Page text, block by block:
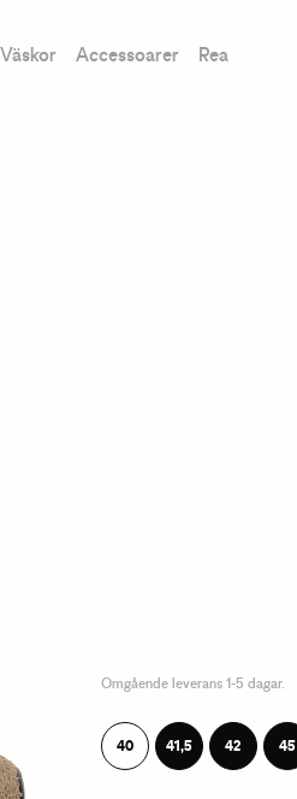
Väskor Accessoarer Rea
Omgående leverans 1-5 dagar.
40 41,5 42 45